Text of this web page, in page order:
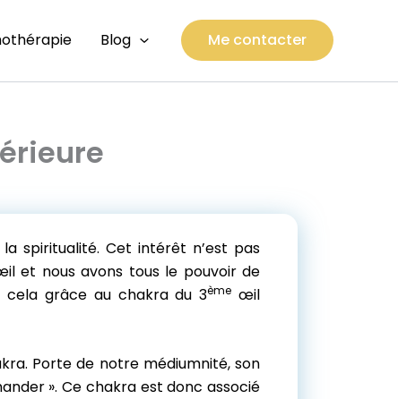
Blog Me contacter
spiritualité. Cet intérêt n’est pas
et nous avons tous le pouvoir de
cela grâce au chakra du 3ème œil
Porte de notre médiumnité, son
». Ce chakra est donc associé